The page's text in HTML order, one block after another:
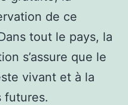
de ce
tout le pays, la
s’assure que le
vivant et à la
futures.